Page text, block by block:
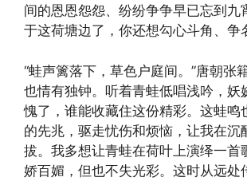
间的恩恩怨怨、纷纷争争早已忘到九
于这荷塘边了，你还想勾心斗角、争
“蛙声篱落下，草色户庭间。”唐朝张
也情有独钟。听着青蛙低唱浅吟，妖
愧了，谁能收藏住这份精彩。这蛙鸣
的先兆，驱走忧伤和烦恼，让我在沉
拔。我多想让青蛙在荷叶上演绎一首
娇百媚，但也不失光彩。这时从远处